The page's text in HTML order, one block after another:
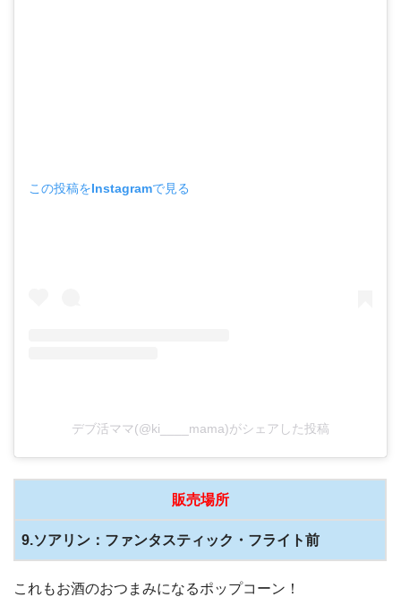
この投稿をInstagramで見る
デブ活ママ(@ki____mama)がシェアした投稿
販売場所
9.ソアリン：ファンタスティック・フライト前
これもお酒のおつまみになるポップコーン！